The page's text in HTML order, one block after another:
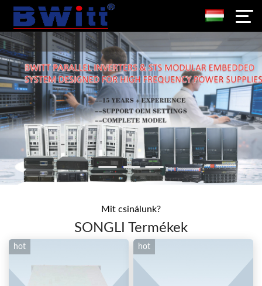
Mit csinálunk?
SONGLI Termékek
hot hot